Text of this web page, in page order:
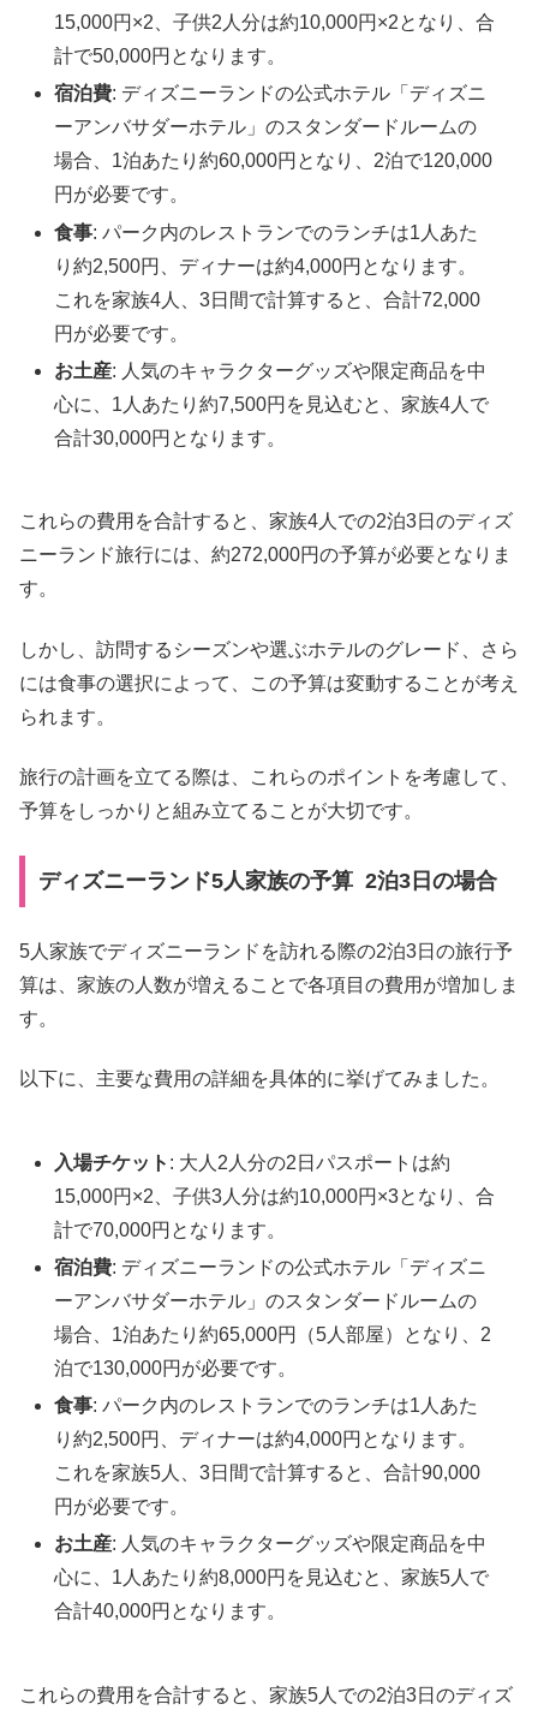
15,000円×2、子供2人分は約10,000円×2となり、合
計で50,000円となります。
宿泊費: ディズニーランドの公式ホテル「ディズニ
ーアンバサダーホテル」のスタンダードルームの
場合、1泊あたり約60,000円となり、2泊で120,000
円が必要です。
食事: パーク内のレストランでのランチは1人あた
り約2,500円、ディナーは約4,000円となります。
これを家族4人、3日間で計算すると、合計72,000
円が必要です。
お土産: 人気のキャラクターグッズや限定商品を中
心に、1人あたり約7,500円を見込むと、家族4人で
合計30,000円となります。
これらの費用を合計すると、家族4人での2泊3日のディズ
ニーランド旅行には、約272,000円の予算が必要となりま
す。
しかし、訪問するシーズンや選ぶホテルのグレード、さら
には食事の選択によって、この予算は変動することが考え
られます。
旅行の計画を立てる際は、これらのポイントを考慮して、
予算をしっかりと組み立てることが大切です。
ディズニーランド5人家族の予算 2泊3日の場合
5人家族でディズニーランドを訪れる際の2泊3日の旅行予
算は、家族の人数が増えることで各項目の費用が増加しま
す。
以下に、主要な費用の詳細を具体的に挙げてみました。
入場チケット : 大人2人分の2日パスポートは約
15,000円×2、子供3人分は約10,000円×3となり、合
計で70,000円となります。
宿泊費: ディズニーランドの公式ホテル「ディズニ
ーアンバサダーホテル」のスタンダードルームの
場合、1泊あたり約65,000円（5人部屋）となり、2
泊で130,000円が必要です。
食事: パーク内のレストランでのランチは1人あた
り約2,500円、ディナーは約4,000円となります。
これを家族5人、3日間で計算すると、合計90,000
円が必要です。
お土産: 人気のキャラクターグッズや限定商品を中
心に、1人あたり約8,000円を見込むと、家族5人で
合計40,000円となります。
これらの費用を合計すると、家族5人での2泊3日のディズ